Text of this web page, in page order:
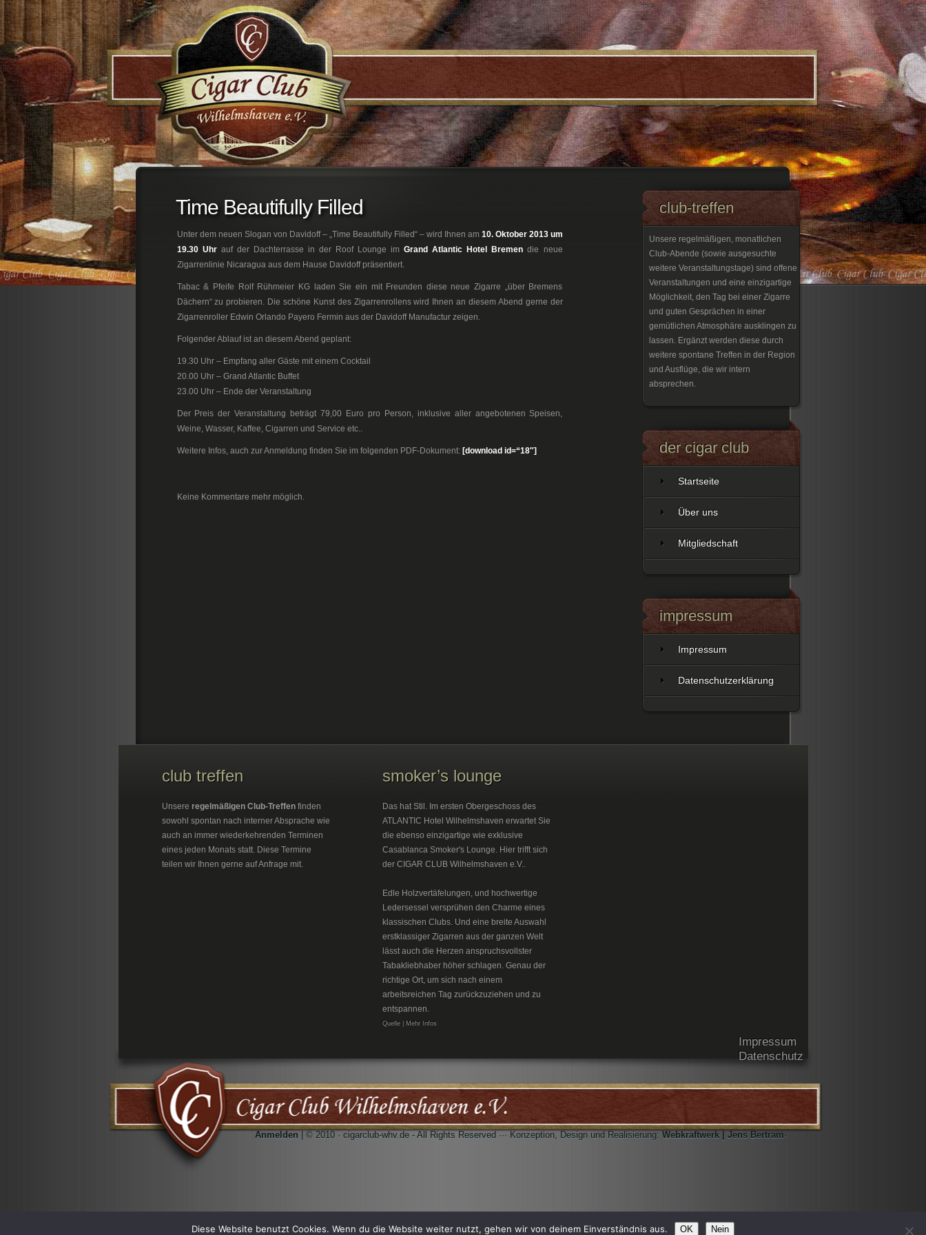
;
Time Beautifully Filled
Unter dem neuen Slogan von Davidoff – „Time Beautifully Filled“ – wird Ihnen am 10. Oktober 2013 um
19.30 Uhrauf der Dachterrasse in der Roof Lounge imGrand Atlantic Hotel Bremen die neue
Zigarrenlinie Nicaragua aus dem Hause Davidoff präsentiert.
Tabac & Pfeife Rolf Rühmeier KG laden Sie ein mit Freunden diese neue Zigarre „über Bremens
Dächern“ zu probieren. Die schöne Kunst des Zigarrenrollens wird Ihnen an diesem Abend gerne der
Zigarrenroller Edwin Orlando Payero Fermin aus der Davidoff Manufactur zeigen.
Folgender Ablauf ist an diesem Abend geplant:
19.30 Uhr – Empfang aller Gäste mit einem Cocktail
20.00 Uhr – Grand Atlantic Buffet
23.00 Uhr – Ende der Veranstaltung
Der Preis der Veranstaltung beträgt 79,00 Euro pro Person, inklusive aller angebotenen Speisen,
Weine, Wasser, Kaffee, Cigarren und Service etc..
Weitere Infos, auch zur Anmeldung finden Sie im folgenden PDF-Dokument: [download id=“18″]
Keine Kommentare mehr möglich.
club-treffen
Unsere regelmäßigen, monatlichen
Club-Abende (sowie ausgesuchte
weitere Veranstaltungstage) sind offene
Veranstaltungen und eine einzigartige
Möglichkeit, den Tag bei einer Zigarre
und guten Gesprächen in einer
gemütlichen Atmosphäre ausklingen zu
lassen. Ergänzt werden diese durch
weitere spontane Treffen in der Region
und Ausflüge, die wir intern
absprechen.
der cigar club
Startseite
Über uns
Mitgliedschaft
impressum
Impressum
Datenschutzerklärung
Impressum
Datenschutz
club treffen
Unsere regelmäßigen Club-Treffenfinden
sowohl spontan nach interner Absprache wie
auch an immer wiederkehrenden Terminen
eines jeden Monats statt. Diese Termine
teilen wir Ihnen gerne auf Anfrage mit.
smoker’s lounge
Das hat Stil. Im ersten Obergeschoss des
ATLANTIC Hotel Wilhelmshaven erwartet Sie
die ebenso einzigartige wie exklusive
Casablanca Smoker's Lounge. Hier trifft sich
der CIGAR CLUB Wilhelmshaven e.V..
Edle Holzvertäfelungen, und hochwertige
Ledersessel versprühen den Charme eines
klassischen Clubs. Und eine breite Auswahl
erstklassiger Zigarren aus der ganzen Welt
lässt auch die Herzen anspruchsvollster
Tabakliebhaber höher schlagen. Genau der
richtige Ort, um sich nach einem
arbeitsreichen Tag zurückzuziehen und zu
entspannen.
Quelle | Mehr Infos
Anmelden | © 2010 · cigarclub-whv.de - All Rights Reserved ··· Konzeption, Design und Realisierung: Webkraftwerk | Jens Bertram·
Diese Website benutzt Cookies. Wenn du die Website weiter nutzt, gehen wir von deinem Einverständnis aus. OK Nein